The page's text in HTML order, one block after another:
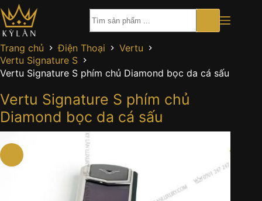
Chuyển
đến
phần
nội
dung
Trang chủ Điện Thoại
Vertu
Vertu Signature S
Vertu Signature S phím chủ Diamond bọc da cá sấu
Vertu Signature S phím chủ
Diamond bọc da cá sấu